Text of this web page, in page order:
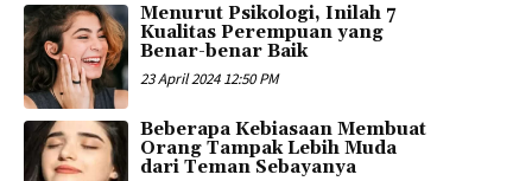
Menurut Psikologi, Inilah 7
Kualitas Perempuan yang
Benar-benar Baik
23 April 2024 12:50 PM
Beberapa Kebiasaan Membuat
Orang Tampak Lebih Muda
dari Teman Sebayanya